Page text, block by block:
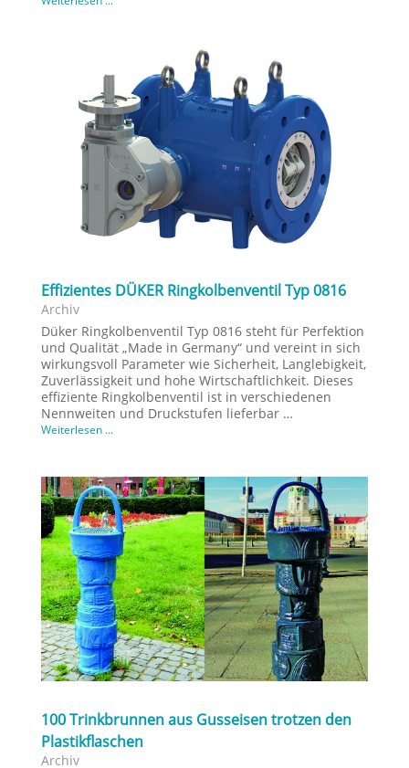
Effizientes DÜKER Ringkolbenventil Typ 0816
Archiv
Düker Ringkolbenventil Typ 0816 steht für Perfektion
und Qualität „Made in Germany“ und vereint in sich
wirkungsvoll Parameter wie Sicherheit, Langlebigkeit,
Zuverlässigkeit und hohe Wirtschaftlichkeit. Dieses
effiziente Ringkolbenventil ist in verschiedenen
Nennweiten und Druckstufen lieferbar …
Weiterlesen ...
100 Trinkbrunnen aus Gusseisen trotzen den
Plastikflaschen
Archiv